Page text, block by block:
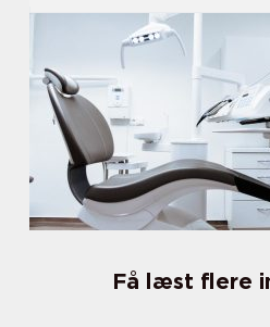
Få læst flere